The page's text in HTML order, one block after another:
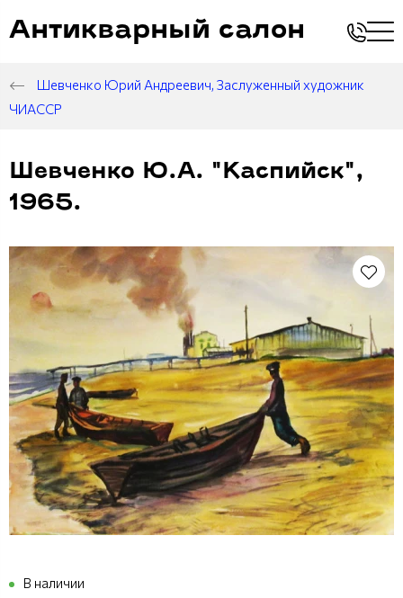
Антикварный салон
Шевченко Юрий Андреевич, Заслуженный художник
ЧИАССР
Шевченко Ю.А. "Каспийск",
1965.
В наличии